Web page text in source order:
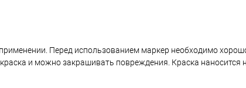
Перед использованием маркер необходимо
и можно закрашивать повреждения. Краска